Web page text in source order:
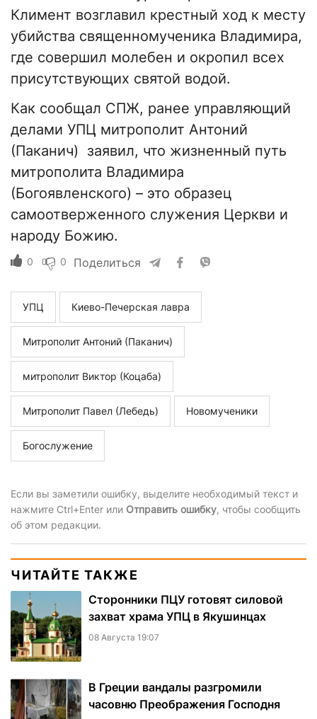
Климент возглавил крестный ход к месту
убийства священномученика Владимира,
где совершил молебен и окропил всех
присутствующих святой водой.
Как сообщал СПЖ, ранее управляющий
делами УПЦ митрополит Антоний
(Паканич) заявил, что жизненный путь
митрополита Владимира
(Богоявленского) – это образец
самоотверженного служения Церкви и
народу Божию.
0 0 Поделиться
УПЦ Киево-Печерская лавра
Митрополит Антоний (Паканич)
митрополит Виктор (Коцаба)
Митрополит Павел (Лебедь) Новомученики
Богослужение
Если вы заметили ошибку, выделите необходимый текст и
нажмите Ctrl+Enter или Отправить ошибку, чтобы сообщить
об этом редакции.
ЧИТАЙТЕ ТАКЖЕ
Сторонники ПЦУ готовят силовой
захват храма УПЦ в Якушинцах
08 Августа 19:07
В Греции вандалы разгромили
часовню Преображения Господня